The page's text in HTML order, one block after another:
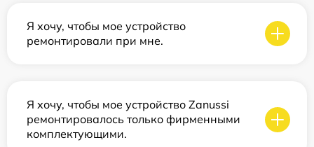
Я хочу, чтобы мое устройство
ремонтировали при мне.
Я хочу, чтобы мое устройство Zanussi
ремонтировалось только фирменными
комплектующими.